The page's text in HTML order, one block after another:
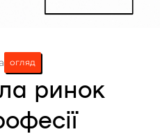
огляд
ринок